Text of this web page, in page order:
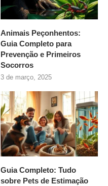
Animais Peçonhentos:
Guia Completo para
Prevenção e Primeiros
Socorros
3 de março, 2025
Guia Completo: Tudo
sobre Pets de Estimação